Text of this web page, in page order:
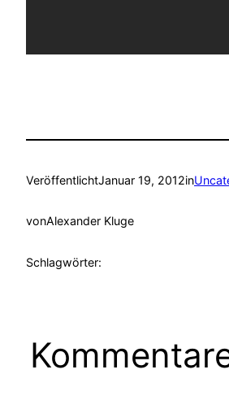
VeröffentlichtJanuar 19, 2012in
vonAlexander Kluge
Schlagwörter: